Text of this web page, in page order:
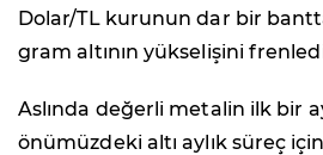
Dolar/TL kurunun dar bir
gram altının yükselişini
Aslında değerli metalin ilk bir
önümüzdeki altı aylık süreç için